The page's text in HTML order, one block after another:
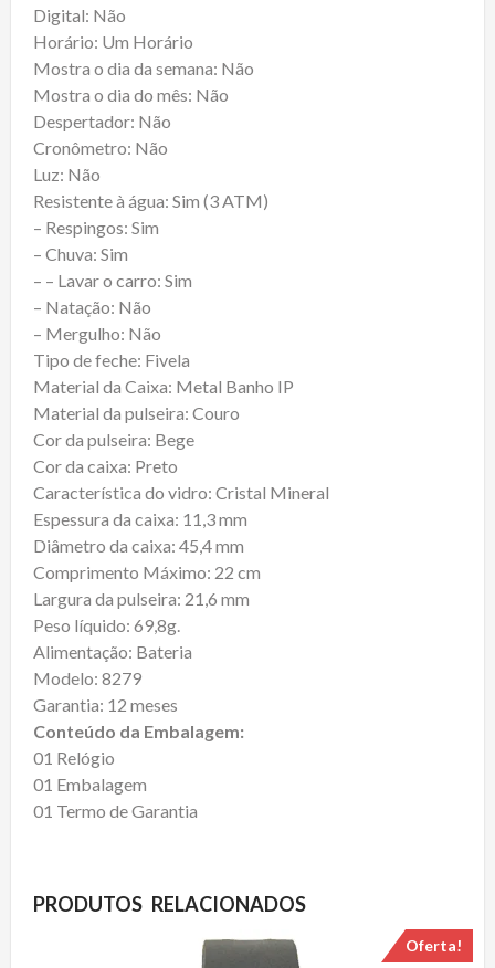
Digital: Não
Horário: Um Horário
Mostra o dia da semana: Não
Mostra o dia do mês: Não
Despertador: Não
Cronômetro: Não
Luz: Não
Resistente à água: Sim (3 ATM)
– Respingos: Sim
– Chuva: Sim
– – Lavar o carro: Sim
– Natação: Não
– Mergulho: Não
Tipo de feche: Fivela
Material da Caixa: Metal Banho IP
Material da pulseira: Couro
Cor da pulseira: Bege
Cor da caixa: Preto
Característica do vidro: Cristal Mineral
Espessura da caixa: 11,3 mm
Diâmetro da caixa: 45,4 mm
Comprimento Máximo: 22 cm
Largura da pulseira: 21,6 mm
Peso líquido: 69,8g.
Alimentação: Bateria
Modelo: 8279
Garantia: 12 meses
Conteúdo da Embalagem:
01 Relógio
01 Embalagem
01 Termo de Garantia
PRODUTOS RELACIONADOS
Oferta!